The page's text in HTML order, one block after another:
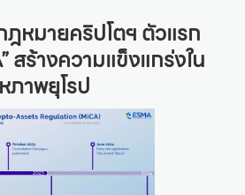
ฎหมายคริปโตฯ ตัวแรก
สร้างความแข็งแกร่งใน
าพยุโรป